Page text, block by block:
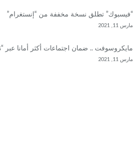
“فيسبوك” تطلق نسخة مخففة من “إنستغرام”
مارس 11, 2021
مايكروسوفت .. ضمان اجتماعات أكثر أمانا عبر “Teams”
مارس 11, 2021